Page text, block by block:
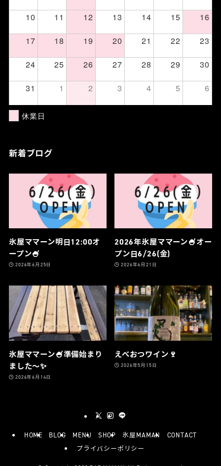
10
11 12 13 14 15
16
17
18 19 20 21 22
23
24
25 26 27 28 29
30
31
1 2 3 4 5 6
休業日
新着ブログ
氷屋ママーン明日12:00オ
ープン🍧
2026年6月25日
2026年氷屋ママーン🍧オー
プン日6/26(金)
2026年6月21日
氷屋ママーン🍧準備始まり
ました〜✨
2026年6月14日
えべおつワイン🍷
2026年5月15日
HOME BLOG MENU SHOP 氷屋MAMAN
CONTACT
プライバシーポリシー